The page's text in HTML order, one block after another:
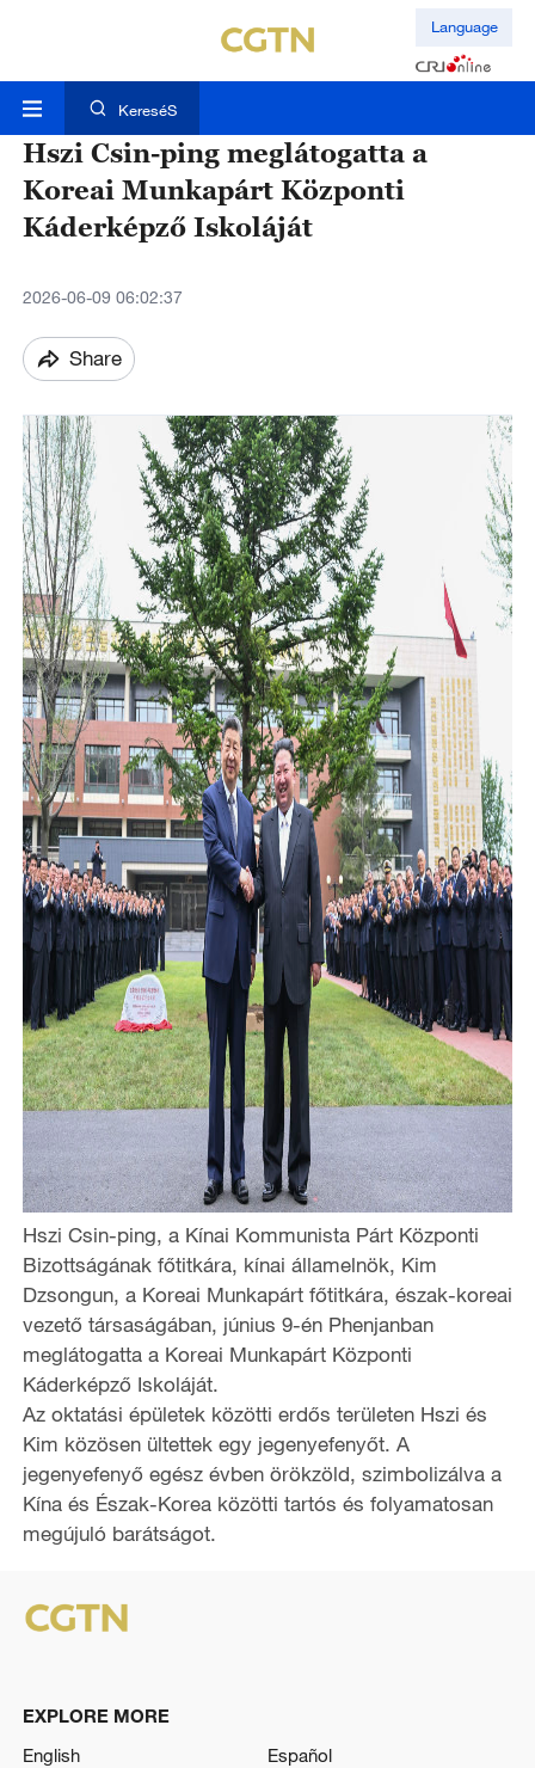
Language
KereséS
Hszi Csin-ping meglátogatta a
Koreai Munkapárt Központi
Káderképző Iskoláját
2026-06-09 06:02:37
Share
Hszi Csin-ping, a Kínai Kommunista Párt Központi
Bizottságának főtitkára, kínai államelnök, Kim
Dzsongun, a Koreai Munkapárt főtitkára, észak-koreai
vezető társaságában, június 9-én Phenjanban
meglátogatta a Koreai Munkapárt Központi
Káderképző Iskoláját.
Az oktatási épületek közötti erdős területen Hszi és
Kim közösen ültettek egy jegenyefenyőt. A
jegenyefenyő egész évben örökzöld, szimbolizálva a
Kína és Észak-Korea közötti tartós és folyamatosan
megújuló barátságot.
EXPLORE MORE
English
Español